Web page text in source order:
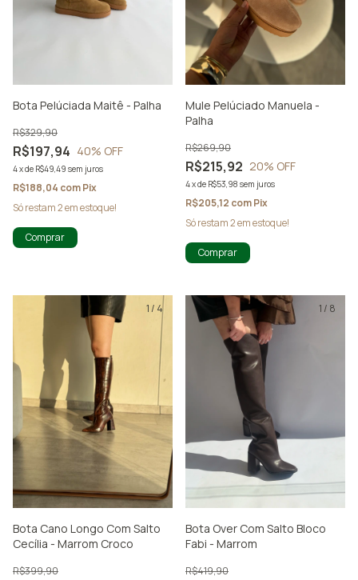
Bota Pelúciada Maitê - Palha
R$197,94
R$329,90
40% OFF
4xde R$49,49 sem juros
R$188,04 comPix
Só restam2em estoque!
Comprar
Mule Pelúciado Manuela -
Palha
R$215,92
R$269,90
20% OFF
4xde R$53,98 sem juros
R$205,12 comPix
Só restam2em estoque!
Comprar
1/ 4
Bota Cano Longo Com Salto
Cecília - Marrom Croco
R$399,90
1 / 8
Bota Over Com Salto Bloco
Fabi - Marrom
R$419,90